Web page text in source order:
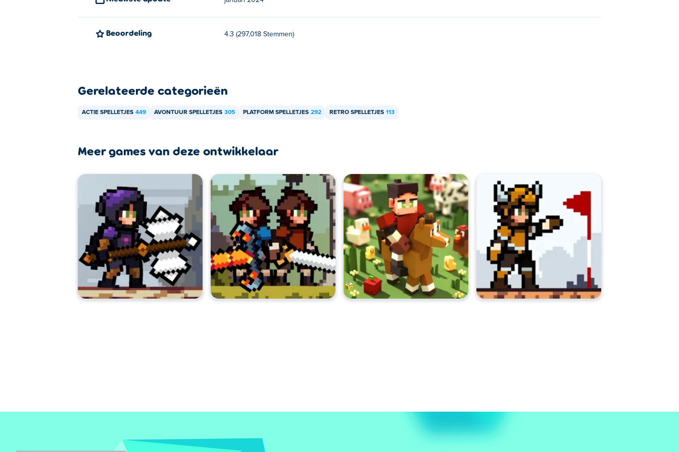
Beoordeling 4.3 (297,018 Stemmen)
Gerelateerde categorieën
ACTIE SPELLETJES 449 AVONTUUR SPELLETJES 305 PLATFORM SPELLETJES 292 RETRO SPELLETJES 113
Meer games van deze ontwikkelaar